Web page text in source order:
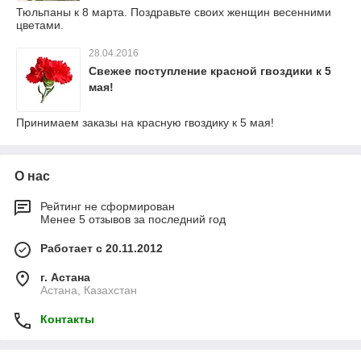
ярко-красного цвета.
Тюльпаны к 8 марта. Поздравьте своих женщин весенними
цветами.
28.04.2016
Свежее поступление красной гвоздики к 5
мая!
Принимаем заказы на красную гвоздику к 5 мая!
О нас
Рейтинг не сформирован
Менее 5 отзывов за последний год
Работает с 20.11.2012
г. Астана
Астана, Казахстан
Контакты